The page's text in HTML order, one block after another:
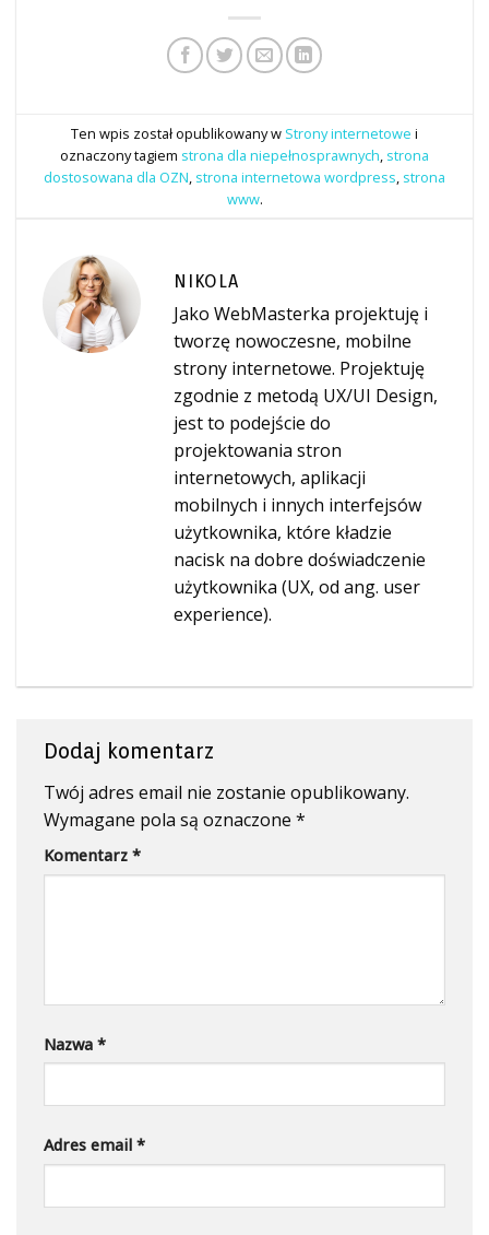
Ten wpis został opublikowany w Strony internetowe i
oznaczony tagiem strona dla niepełnosprawnych, strona
dostosowana dla OZN, strona internetowa wordpress, strona
www.
NIKOLA
Jako WebMasterka projektuję i
tworzę nowoczesne, mobilne
strony internetowe. Projektuję
zgodnie z metodą UX/UI Design,
jest to podejście do
projektowania stron
internetowych, aplikacji
mobilnych i innych interfejsów
użytkownika, które kładzie
nacisk na dobre doświadczenie
użytkownika (UX, od ang. user
experience).
Dodaj komentarz
Twój adres email nie zostanie opublikowany.
Wymagane pola są oznaczone *
Komentarz *
Nazwa *
Adres email *